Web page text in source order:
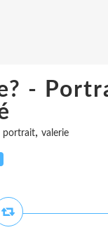
-
portrait, valerie